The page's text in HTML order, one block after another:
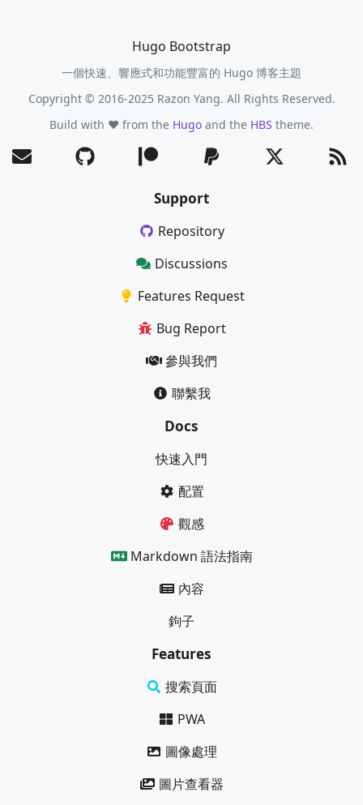
Hugo Bootstrap
一個快速、響應式和功能豐富的 Hugo 博客主題
Copyright © 2016-2025 Razon Yang. All Rights Reserved.
Build with ❤️ from the Hugo and the HBS theme.
Support
Repository
Discussions
Features Request
Bug Report
參與我們
聯繫我
Docs
快速入門
配置
觀感
Markdown 語法指南
內容
鉤子
Features
搜索頁面
PWA
圖像處理
圖片查看器